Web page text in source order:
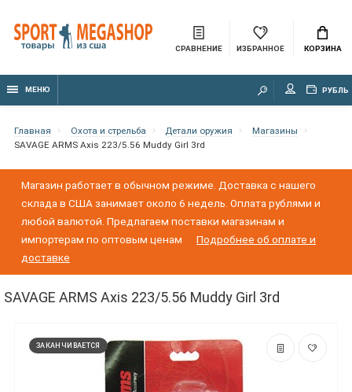
СРАВНЕНИЕ ИЗБРАННОЕ КОРЗИНА
МЕНЮ РУБЛЬ
Главная Охота и стрельба Детали оружия
Магазины
SAVAGE ARMS Axis 223/5.56 Muddy Girl 3rd
Магазин работает в обычном режиме. Доставка с нашего
склада в США занимает около 6 недель. Оплата рублями и
любой валютой. Предлагаем поставки магазинам и
импортерам по оптовым ценам
Подробнее об оплате и
доставке
SAVAGE ARMS Axis 223/5.56 Muddy Girl 3rd
ЗАКАНЧИВАЕТСЯ